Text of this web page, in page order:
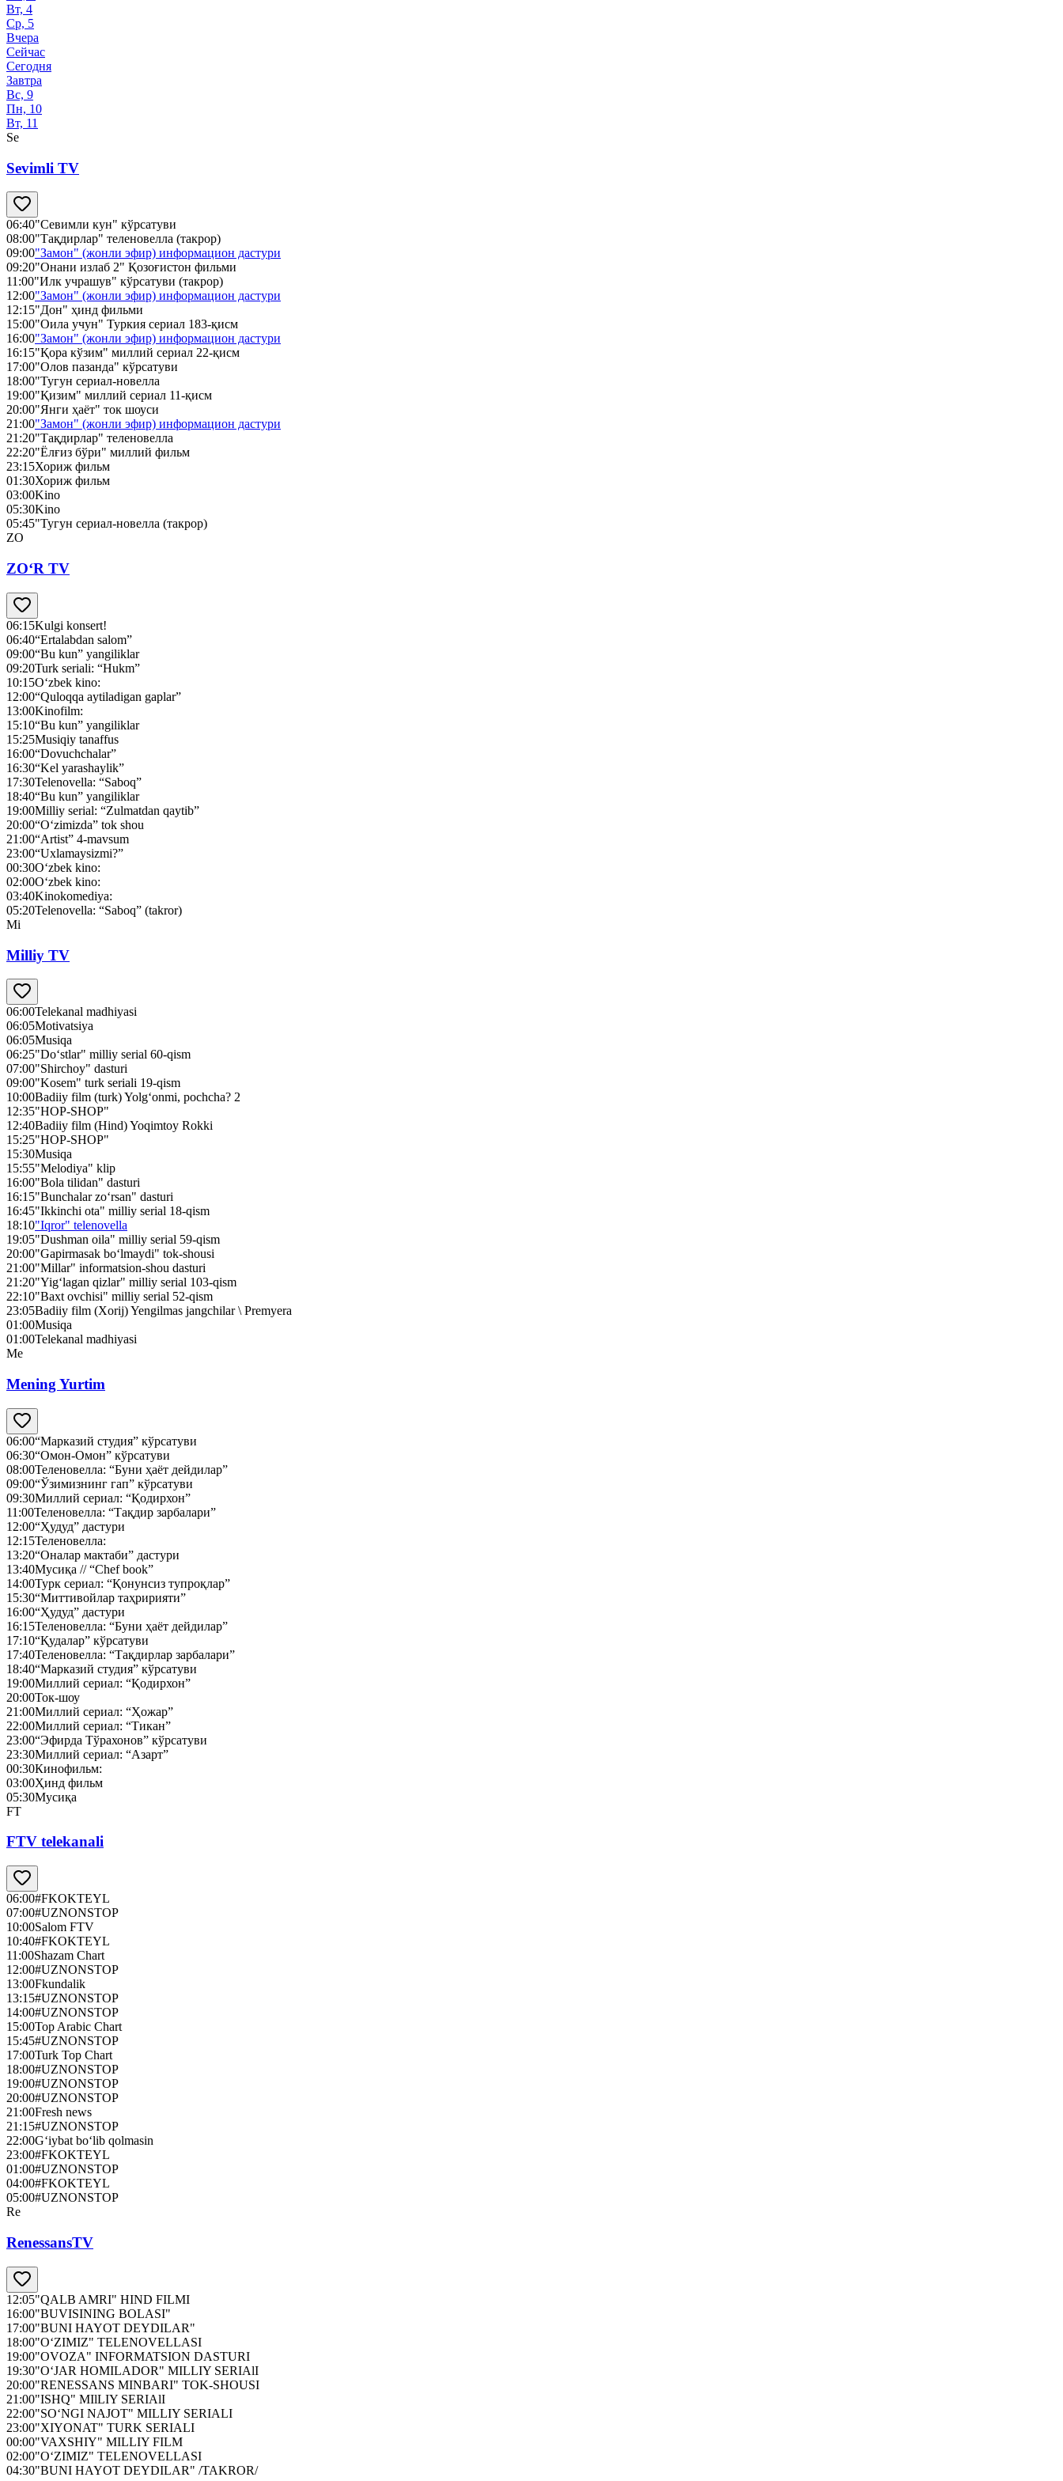
Вт, 4
Ср, 5
Вчера
Сейчас
Сегодня
Завтра
Вс, 9
Пн, 10
Вт, 11
Se
Sevimli TV
06:40"Севимли кун" кўрсатуви
08:00"Тақдирлар" теленовелла (такрор)
09:00"Замон" (жонли эфир) информацион дастури
09:20"Онани излаб 2" Қозоғистон фильми
11:00"Илк учрашув" кўрсатуви (такрор)
12:00"Замон" (жонли эфир) информацион дастури
12:15"Дон" ҳинд фильми
15:00"Оила учун" Туркия сериал 183-қисм
16:00"Замон" (жонли эфир) информацион дастури
16:15"Қора кўзим" миллий сериал 22-қисм
17:00"Олов пазанда" кўрсатуви
18:00"Тугун сериал-новелла
19:00"Қизим" миллий сериал 11-қисм
20:00"Янги ҳаёт" ток шоуси
21:00"Замон" (жонли эфир) информацион дастури
21:20"Тақдирлар" теленовелла
22:20"Ёлғиз бўри" миллий фильм
23:15Хориж фильм
01:30Хориж фильм
03:00Kino
05:30Kino
05:45"Тугун сериал-новелла (такрор)
ZO
ZO‘R TV
06:15Kulgi konsert!
06:40“Ertalabdan salom”
09:00“Bu kun” yangiliklar
09:20Turk seriali: “Hukm”
10:15O‘zbek kino:
12:00“Quloqqa aytiladigan gaplar”
13:00Kinofilm:
15:10“Bu kun” yangiliklar
15:25Musiqiy tanaffus
16:00“Dovuchchalar”
16:30“Kel yarashaylik”
17:30Telenovella: “Saboq”
18:40“Bu kun” yangiliklar
19:00Milliy serial: “Zulmatdan qaytib”
20:00“O‘zimizda” tok shou
21:00“Artist” 4-mavsum
23:00“Uxlamaysizmi?”
00:30O‘zbek kino:
02:00O‘zbek kino:
03:40Kinokomediya:
05:20Telenovella: “Saboq” (takror)
Mi
Milliy TV
06:00Telekanal madhiyasi
06:05Motivatsiya
06:05Musiqa
06:25"Do‘stlar" milliy serial 60-qism
07:00"Shirchoy" dasturi
09:00"Kosem" turk seriali 19-qism
10:00Badiiy film (turk) Yolg‘onmi, pochcha? 2
12:35"HOP-SHOP"
12:40Badiiy film (Hind) Yoqimtoy Rokki
15:25"HOP-SHOP"
15:30Musiqa
15:55"Melodiya" klip
16:00"Bola tilidan" dasturi
16:15"Bunchalar zo‘rsan" dasturi
16:45"Ikkinchi ota" milliy serial 18-qism
18:10"Iqror" telenovella
19:05"Dushman oila" milliy serial 59-qism
20:00"Gapirmasak bo‘lmaydi" tok-shousi
21:00"Millar" informatsion-shou dasturi
21:20"Yig‘lagan qizlar" milliy serial 103-qism
22:10"Baxt ovchisi" milliy serial 52-qism
23:05Badiiy film (Xorij) Yengilmas jangchilar \ Premyera
01:00Musiqa
01:00Telekanal madhiyasi
Me
Mening Yurtim
06:00“Марказий студия” кўрсатуви
06:30“Омон-Омон” кўрсатуви
08:00Теленовелла: “Буни ҳаёт дейдилар”
09:00“Ўзимизнинг гап” кўрсатуви
09:30Миллий сериал: “Қодирхон”
11:00Теленовелла: “Тақдир зарбалари”
12:00“Ҳудуд” дастури
12:15Теленовелла:
13:20“Оналар мактаби” дастури
13:40Мусиқа // “Chef book”
14:00Турк сериал: “Қонунсиз тупроқлар”
15:30“Миттивойлар таҳририяти”
16:00“Ҳудуд” дастури
16:15Теленовелла: “Буни ҳаёт дейдилар”
17:10“Қудалар” кўрсатуви
17:40Теленовелла: “Тақдирлар зарбалари”
18:40“Марказий студия” кўрсатуви
19:00Миллий сериал: “Қодирхон”
20:00Ток-шоу
21:00Миллий сериал: “Ҳожар”
22:00Миллий сериал: “Тикан”
23:00“Эфирда Тўрахонов” кўрсатуви
23:30Миллий сериал: “Азарт”
00:30Кинофильм:
03:00Ҳинд фильм
05:30Мусиқа
FT
FTV telekanali
06:00#FKOKTEYL
07:00#UZNONSTOP
10:00Salom FTV
10:40#FKOKTEYL
11:00Shazam Chart
12:00#UZNONSTOP
13:00Fkundalik
13:15#UZNONSTOP
14:00#UZNONSTOP
15:00Top Arabic Chart
15:45#UZNONSTOP
17:00Turk Top Chart
18:00#UZNONSTOP
19:00#UZNONSTOP
20:00#UZNONSTOP
21:00Fresh news
21:15#UZNONSTOP
22:00G‘iybat bo‘lib qolmasin
23:00#FKOKTEYL
01:00#UZNONSTOP
04:00#FKOKTEYL
05:00#UZNONSTOP
Re
RenessansTV
12:05"QALB AMRI" HIND FILMI
16:00"BUVISINING BOLASI"
17:00"BUNI HAYOT DEYDILAR"
18:00"O‘ZIMIZ" TELENOVELLASI
19:00"OVOZA" INFORMATSION DASTURI
19:30"O‘JAR HOMILADOR" MILLIY SERIAlI
20:00"RENESSANS MINBARI" TOK-SHOUSI
21:00"ISHQ" MIlLIY SERIAlI
22:00"SO‘NGI NAJOT" MILLIY SERIALI
23:00"XIYONAT" TURK SERIALI
00:00"VAXSHIY" MILLIY FILM
02:00"O‘ZIMIZ" TELENOVELLASI
04:30"BUNI HAYOT DEYDILAR" /TAKROR/